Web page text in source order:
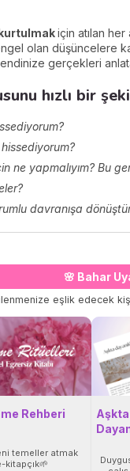
için atılan her
olan düşüncelere
gerçekleri
hızlı bir
ne yapmalıyım? Bu
davranışa
🌸 Bahar
eşlik edecek
Rehberi
temeller atmak
kitapçık🌱